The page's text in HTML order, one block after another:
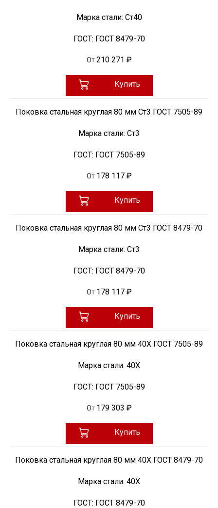
Марка стали: Ст40
ГОСТ: ГОСТ 8479-70
От 210 271 ₽
Купить
Поковка стальная круглая 80 мм Ст3 ГОСТ 7505-89
Марка стали: Ст3
ГОСТ: ГОСТ 7505-89
От 178 117 ₽
Купить
Поковка стальная круглая 80 мм Ст3 ГОСТ 8479-70
Марка стали: Ст3
ГОСТ: ГОСТ 8479-70
От 178 117 ₽
Купить
Поковка стальная круглая 80 мм 40Х ГОСТ 7505-89
Марка стали: 40Х
ГОСТ: ГОСТ 7505-89
От 179 303 ₽
Купить
Поковка стальная круглая 80 мм 40Х ГОСТ 8479-70
Марка стали: 40Х
ГОСТ: ГОСТ 8479-70